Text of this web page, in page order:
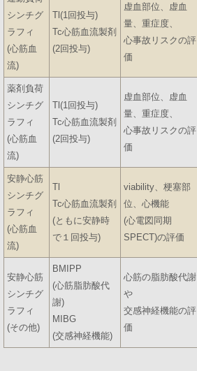
シンチグ
ラフィ
(心筋血
流)
Tl(1回投与)
Tc心筋血流製剤
(2回投与)
虚血部位、虚血
量、重症度、
心事故リスクの評
価
薬剤負荷
シンチグ
ラフィ
(心筋血
流)
Tl(1回投与)
Tc心筋血流製剤
(2回投与)
虚血部位、虚血
量、重症度、
心事故リスクの評
価
安静心筋
シンチグ
ラフィ
(心筋血
流)
Tl
Tc心筋血流製剤
(ともに安静時
で１回投与)
viability、梗塞部
位、心機能
(心電図同期
SPECT)の評価
安静心筋
シンチグ
ラフィ
(その他)
BMIPP
(心筋脂肪酸代
謝)
MIBG
(交感神経機能)
心筋の脂肪酸代謝
や
交感神経機能の評
価